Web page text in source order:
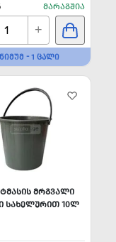
ᲛᲐᲠᲐᲒᲨᲘᲐ
+
- 1 ᲪᲐᲚᲘ
ᲛᲠᲒᲕᲐᲚᲘ
ᲡᲐᲮᲔᲚᲣᲠᲘᲗ 10Ლ